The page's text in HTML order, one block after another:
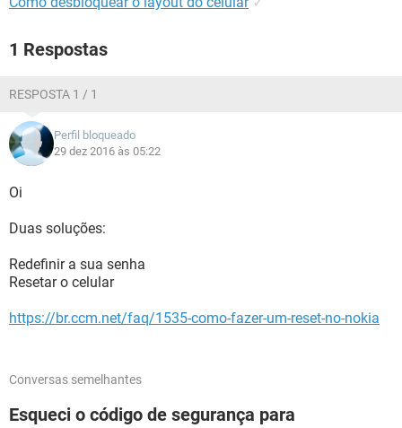
1 Respostas
RESPOSTA 1 / 1
Perfil bloqueado
29 dez 2016 às 05:22
Oi
Duas soluções:
Redefinir a sua senha
Resetar o celular
https://br.ccm.net/faq/1535-como-fazer-um-reset-no-nokia
Conversas semelhantes
Esqueci o código de segurança para